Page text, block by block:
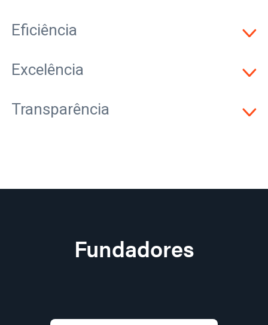
Eficiência
Excelência
Transparência
Fundadores